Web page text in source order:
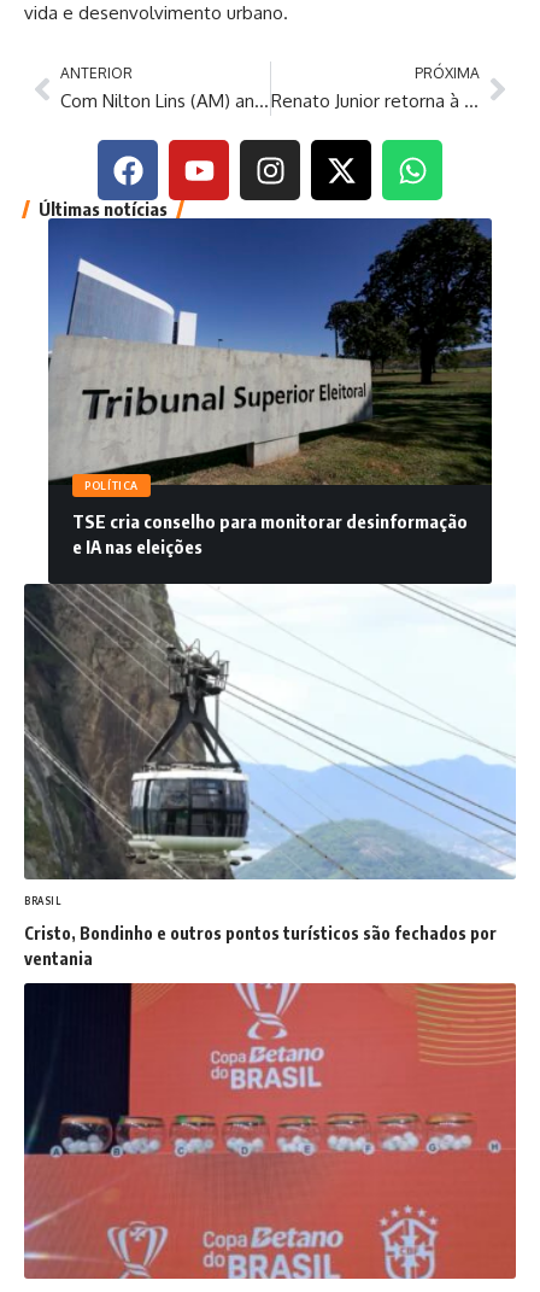
vida e desenvolvimento urbano.
ANTERIOR
Com Nilton Lins (AM) anfitriã, Manaus recebe Etapa Norte da Superliga C de Vôlei Masculino e Feminino 2026
PRÓXIMA
Renato Junior retorna à rua Nossa Senhora da Conceição e confere resultado do asfaltamento no Cidade de Deus
Últimas notícias
POLÍTICA
TSE cria conselho para monitorar desinformação
e IA nas eleições
BRASIL
Cristo, Bondinho e outros pontos turísticos são fechados por
ventania